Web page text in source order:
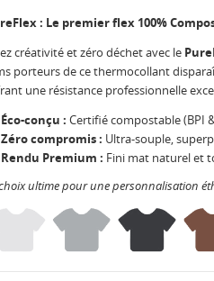
: Le premier flex 100%
créativité et zéro déchet avec le
porteurs de ce thermocollant
une résistance professionnelle
Éco-conçu : Certifié compostable (BPI
Zéro compromis : Ultra-souple,
Rendu Premium : Fini mat naturel et
ultime pour une personnalisation